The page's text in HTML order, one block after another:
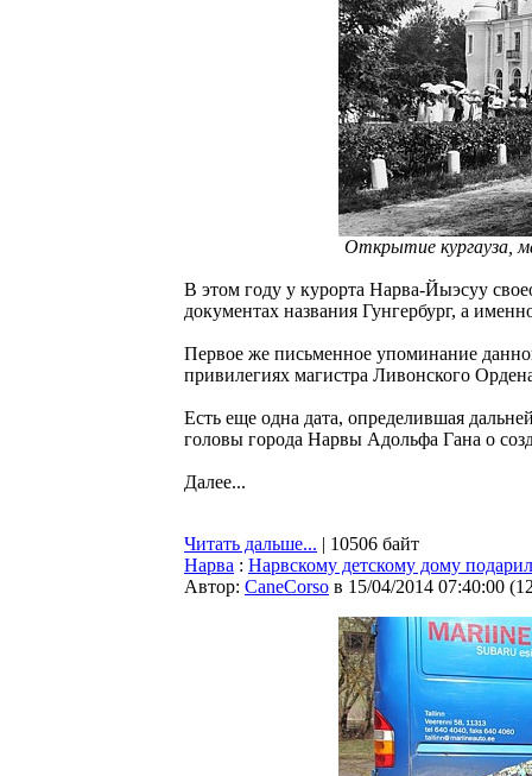
Открытие кургауза,
В этом году у курорта Нарва-Йыэсуу
документах названия Гунгербург, а
Первое же письменное упоминание
привилегиях магистра Ливонского
Есть еще одна дата, определившая
головы города Нарвы Адольфа Гана о
Далее...
Читать дальше... | 10506 байт
Нарва : Нарвскому детскому дому
Автор: CaneCorso в 15/04/2014 07:40:00 (